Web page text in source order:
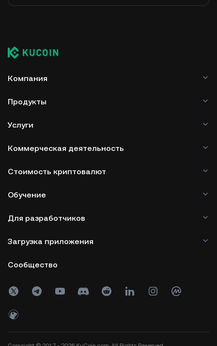
Компания
Продукты
Услуги
Коммерческая деятельность
Стоимость криптовалют
Обучение
Для разработчиков
Загрузка приложения
Сообщество